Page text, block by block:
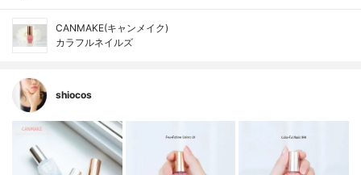
CANMAKE(キャンメイク)
カラフルネイルズ
shiocos